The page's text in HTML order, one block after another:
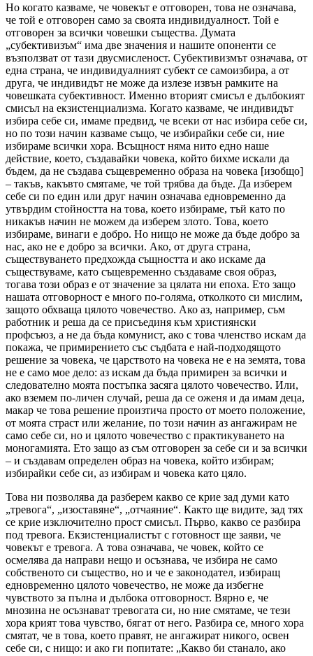
Но когато казваме, че човекът е отговорен, това не означава,
че той е отговорен само за своята индивидуалност. Той е
отговорен за всички човешки същества. Думата
„субективизъм“ има две значения и нашите опоненти се
възползват от тази двусмисленост. Субективизмът означава, от
една страна, че индивидуалният субект се самоизбира, а от
друга, че индивидът не може да излезе извън рамките на
човешката субективност. Именно вторият смисъл е дълбокият
смисъл на екзистенциализма. Когато казваме, че индивидът
избира себе си, имаме предвид, че всеки от нас избира себе си,
но по този начин казваме също, че избирайки себе си, ние
избираме всички хора. Всъщност няма нито едно наше
действие, което, създавайки човека, който бихме искали да
бъдем, да не създава същевременно образа на човека [изобщо]
– такъв, какъвто смятаме, че той трябва да бъде. Да изберем
себе си по един или друг начин означава едновременно да
утвърдим стойността на това, което избираме, тъй като по
никакъв начин не можем да изберем злото. Това, което
избираме, винаги е добро. Но нищо не може да бъде добро за
нас, ако не е добро за всички. Ако, от друга страна,
съществуването предхожда същността и ако искаме да
съществуваме, като същевременно създаваме своя образ,
тогава този образ е от значение за цялата ни епоха. Ето защо
нашата отговорност е много по-голяма, отколкото си мислим,
защото обхваща цялото човечество. Ако аз, например, съм
работник и реша да се присъединя към християнски
профсъюз, а не да бъда комунист, ако с това членство искам да
покажа, че примирението със съдбата е най-подходящото
решение за човека, че царството на човека не е на земята, това
не е само мое дело: аз искам да бъда примирен за всички и
следователно моята постъпка засяга цялото човечество. Или,
ако вземем по-личен случай, реша да се оженя и да имам деца,
макар че това решение произтича просто от моето положение,
от моята страст или желание, по този начин аз ангажирам не
само себе си, но и цялото човечество с практикуването на
моногамията. Ето защо аз съм отговорен за себе си и за всички
– и създавам определен образ на човека, който избирам;
избирайки себе си, аз избирам и човека като цяло.
Това ни позволява да разберем какво се крие зад думи като
„тревога“, „изоставяне“, „отчаяние“. Както ще видите, зад тях
се крие изключително прост смисъл. Първо, какво се разбира
под тревога. Екзистенциалистът с готовност ще заяви, че
човекът е тревога. А това означава, че човек, който се
осмелява да направи нещо и осъзнава, че избира не само
собственото си същество, но и че е законодател, избиращ
едновременно цялото човечество, не може да избегне
чувството за пълна и дълбока отговорност. Вярно е, че
мнозина не осъзнават тревогата си, но ние смятаме, че тези
хора крият това чувство, бягат от него. Разбира се, много хора
смятат, че в това, което правят, не ангажират никого, освен
себе си, с нищо: и ако ги попитате: „Какво би станало, ако